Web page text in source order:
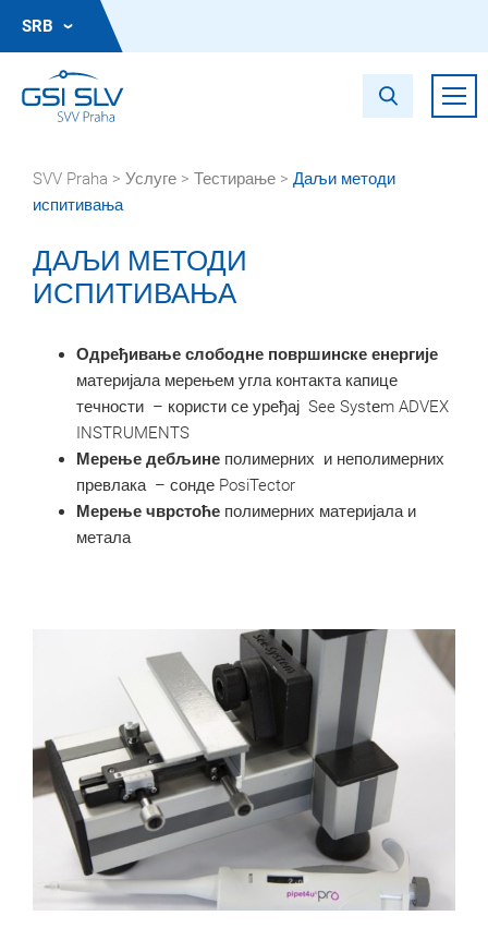
SRB
SVV Praha > Услуге > Тестирање > Даљи методи
испитивања
ДАЉИ МЕТОДИ
ИСПИТИВАЊА
Одређивање слободне површинске енергије
материјала мерењем угла контакта капице
течности – користи се уређај See Systеm ADVEX
INSTRUMENTS
Мерење дебљине полимерних и неполимерних
превлака – сонде PosiTector
Мерење чврстоће полимерних материјала и
метала